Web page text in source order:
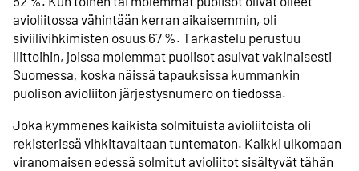
avioliitossa vähintään kerran aikaisemmin, oli
siviilivihkimisten osuus 67 %. Tarkastelu perustuu
liittoihin, joissa molemmat puolisot asuivat vakinaisesti
Suomessa, koska näissä tapauksissa kummankin
puolison avioliiton järjestysnumero on tiedossa.
Joka kymmenes kaikista solmituista avioliitoista oli
rekisterissä vihkitavaltaan tuntematon. Kaikki ulkomaan
viranomaisen edessä solmitut avioliitot sisältyvät tähän